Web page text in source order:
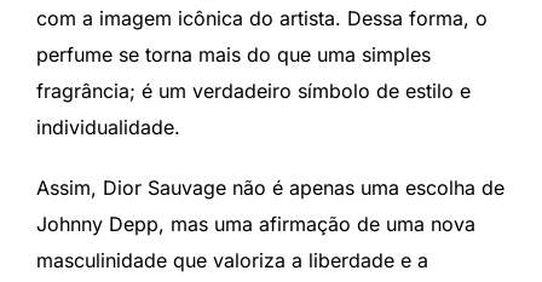
com a imagem icônica do artista. Dessa forma, o
perfume se torna mais do que uma simples
fragrância; é um verdadeiro símbolo de estilo e
individualidade.
Assim, Dior Sauvage não é apenas uma escolha de
Johnny Depp, mas uma afirmação de uma nova
masculinidade que valoriza a liberdade e a